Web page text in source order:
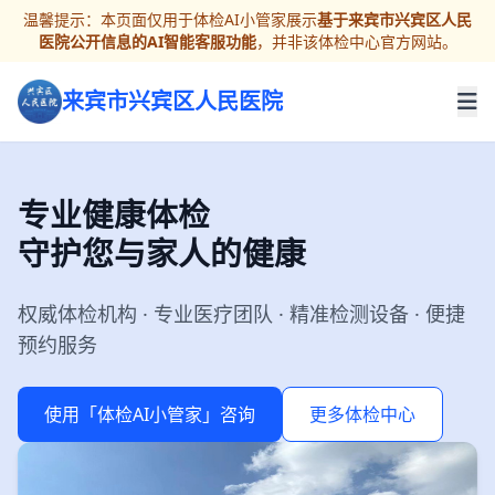
温馨提示：本页面仅用于体检AI小管家展示基于来宾市兴宾区人民
医院公开信息的AI智能客服功能，并非该体检中心官方网站。
来宾市兴宾区人民医院
专业健康体检
守护您与家人的健康
权威体检机构 · 专业医疗团队 · 精准检测设备 · 便捷
预约服务
使用「体检AI小管家」咨询 更多体检中心